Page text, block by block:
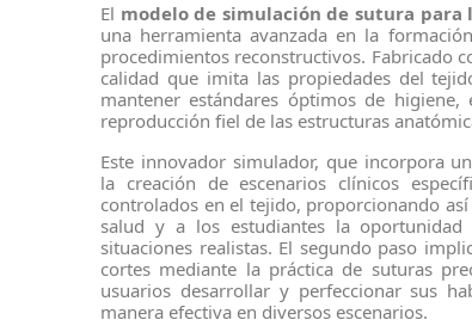
El modelo de simulación de sutura para
una herramienta avanzada en la
procedimientos reconstructivos. Fabricado
calidad que imita las propiedades del
mantener estándares óptimos de higiene,
reproducción fiel de las estructuras
Este innovador simulador, que incorpora
la creación de escenarios clínicos
controlados en el tejido, proporcionando
salud y a los estudiantes la
situaciones realistas. El segundo paso
cortes mediante la práctica de suturas
usuarios desarrollar y perfeccionar sus
manera efectiva en diversos escenarios.